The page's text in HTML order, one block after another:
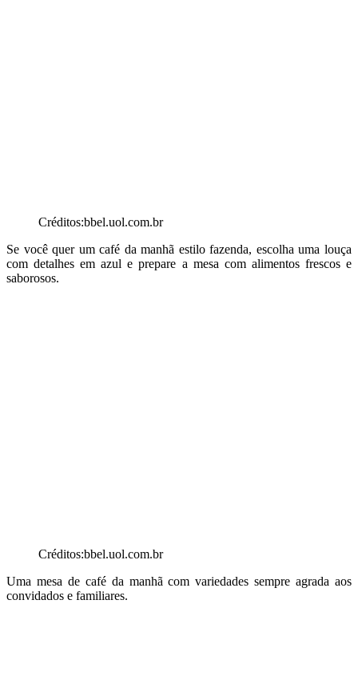
Créditos:bbel.uol.com.br
Se você quer um café da manhã estilo fazenda, escolha uma louça
com detalhes em azul e prepare a mesa com alimentos frescos e
saborosos.
Créditos:bbel.uol.com.br
Uma mesa de café da manhã com variedades sempre agrada aos
convidados e familiares.